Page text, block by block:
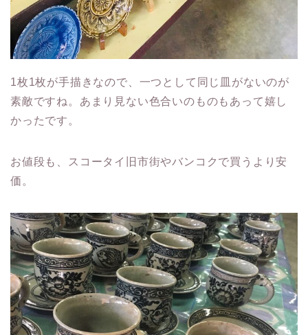
1枚1枚が手描きなので、一つとして同じ皿がないのが
素敵ですね。あまり見ない色合いのものもあって嬉し
かったです。
お値段も、スコータイ旧市街やバンコクで買うより安
価。